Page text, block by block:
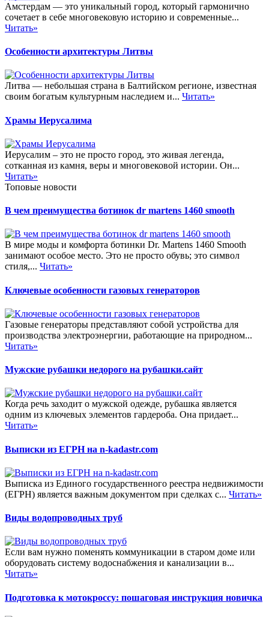
Амстердам — это уникальный город, который гармонично
сочетает в себе многовековую историю и современные...
Читать»
Особенности архитектуры Литвы
Литва — небольшая страна в Балтийском регионе, известная
своим богатым культурным наследием и... Читать»
Храмы Иерусалима
Иерусалим – это не просто город, это живая легенда,
сотканная из камня, веры и многовековой истории. Он...
Читать»
Топовые новости
В чем преимущества ботинок dr martens 1460 smooth
В мире моды и комфорта ботинки Dr. Martens 1460 Smooth
занимают особое место. Это не просто обувь; это символ
стиля,... Читать»
Ключевые особенности газовых генераторов
Газовые генераторы представляют собой устройства для
производства электроэнергии, работающие на природном...
Читать»
Мужские рубашки недорого на рубашки.сайт
Когда речь заходит о мужской одежде, рубашка является
одним из ключевых элементов гардероба. Она придает...
Читать»
Выписки из ЕГРН на n-kadastr.com
Выписка из Единого государственного реестра недвижимости
(ЕГРН) является важным документом при сделках с... Читать»
Виды водопроводных труб
Если вам нужно поменять коммуникации в старом доме или
оборудовать систему водоснабжения и канализации в...
Читать»
Подготовка к мотокроссу: пошаговая инструкция новичка